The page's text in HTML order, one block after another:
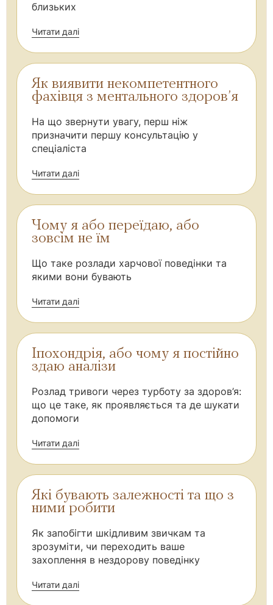
близьких
Читати далі
Як виявити некомпетентного
фахівця з ментального здоров’я
На що звернути увагу, перш ніж
призначити першу консультацію у
спеціаліста
Читати далі
Чому я або переїдаю, або
зовсім не їм
Що таке розлади харчової поведінки та
якими вони бувають
Читати далі
Іпохондрія, або чому я постійно
здаю аналізи
Розлад тривоги через турботу за здоров’я:
що це таке, як проявляється та де шукати
допомоги
Читати далі
Які бувають залежності та що з
ними робити
Як запобігти шкідливим звичкам та
зрозуміти, чи переходить ваше
захоплення в нездорову поведінку
Читати далі